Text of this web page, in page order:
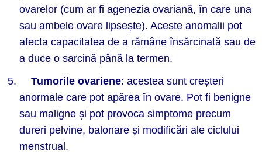
ovarelor (cum ar fi agenezia ovariană, în care una
sau ambele ovare lipsește). Aceste anomalii pot
afecta capacitatea de a rămâne însărcinată sau de
a duce o sarcină până la termen.
Tumorile ovariene: acestea sunt creșteri
anormale care pot apărea în ovare. Pot fi benigne
sau maligne și pot provoca simptome precum
dureri pelvine, balonare și modificări ale ciclului
menstrual.